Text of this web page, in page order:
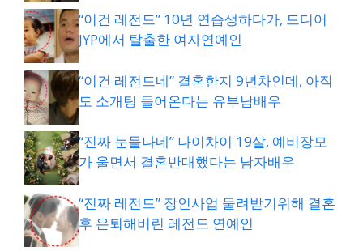
“이건 레전드” 10년 연습생하다가, 드디어
JYP에서 탈출한 여자연예인
“이건 레전드네” 결혼한지 9년차인데, 아직
도 소개팅 들어온다는 유부남배우
“진짜 눈물나네” 나이차이 19살, 예비장모
가 울면서 결혼반대했다는 남자배우
“진짜 레전드” 장인사업 물려받기위해 결혼
후 은퇴해버린 레전드 연예인